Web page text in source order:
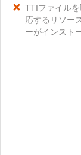
TTIファイル
応するリソー
ーがインスト